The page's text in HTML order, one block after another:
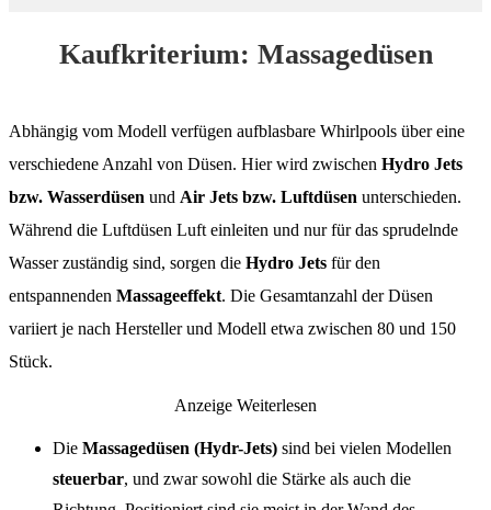
Kaufkriterium: Massagedüsen
Abhängig vom Modell verfügen aufblasbare Whirlpools über eine
verschiedene Anzahl von Düsen. Hier wird zwischen Hydro Jets
bzw. Wasserdüsen und Air Jets bzw. Luftdüsen unterschieden.
Während die Luftdüsen Luft einleiten und nur für das sprudelnde
Wasser zuständig sind, sorgen die Hydro Jets für den
entspannenden Massageeffekt. Die Gesamtanzahl der Düsen
variiert je nach Hersteller und Modell etwa zwischen 80 und 150
Stück.
Anzeige Weiterlesen
Die Massagedüsen (Hydr-Jets) sind bei vielen Modellen
steuerbar, und zwar sowohl die Stärke als auch die